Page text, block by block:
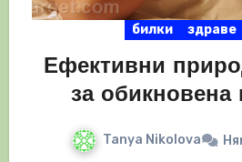
билки здраве
Ефективни
за обикновена
Tanya Nikolova